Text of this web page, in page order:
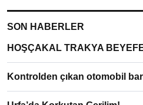
SON HABERLER
HOŞÇAKAL TRAKYA
Kontrolden çıkan otomobil